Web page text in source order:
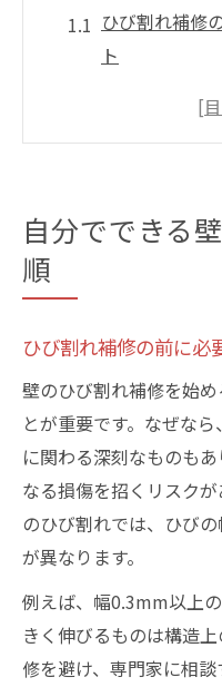
ひび割れ補修
ト
壁ひび割れの
自分でできる
用
室内壁のひび割れ
室内壁ひび割
ク法
壁のひび割れ
ない
水平や斜めの
ひび割れ補修
補修前に室内
る
自分でできる
順
ひび割れ補修の前に必
壁のひび割れ補修を始
とが重要です。なぜな
に関わる深刻なものも
なる損傷を招くリスク
のひび割れでは、ひび
が異なります。
例えば、幅0.3mm以上
きく伸びるものは構造
修を避け、専門家に相